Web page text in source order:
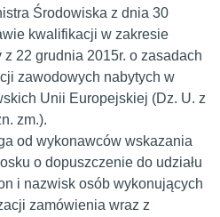
Środowiska z dnia 30
kwalifikacji w zakresie
22 grudnia 2015r. o zasadach
zawodowych nabytych w
Unii Europejskiej (Dz. U. z
zm.).
od wykonawców wskazania
o dopuszczenie do udziału
i nazwisk osób wykonujących
zamówienia wraz z